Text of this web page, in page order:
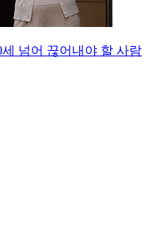
넘어 끊어내야 할 사람